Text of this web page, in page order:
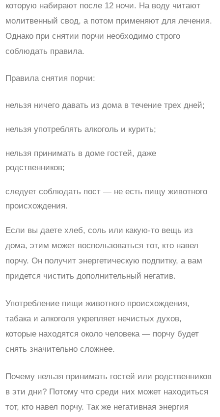
которую набирают после 12 ночи. На воду читают
молитвенный свод, а потом применяют для лечения.
Однако при снятии порчи необходимо строго
соблюдать правила.
Правила снятия порчи:
нельзя ничего давать из дома в течение трех дней;
нельзя употреблять алкоголь и курить;
нельзя принимать в доме гостей, даже
родственников;
следует соблюдать пост — не есть пищу животного
происхождения.
Если вы даете хлеб, соль или какую-то вещь из
дома, этим может воспользоваться тот, кто навел
порчу. Он получит энергетическую подпитку, а вам
придется чистить дополнительный негатив.
Употребление пищи животного происхождения,
табака и алкоголя укрепляет нечистых духов,
которые находятся около человека — порчу будет
снять значительно сложнее.
Почему нельзя принимать гостей или родственников
в эти дни? Потому что среди них может находиться
тот, кто навел порчу. Так же негативная энергия